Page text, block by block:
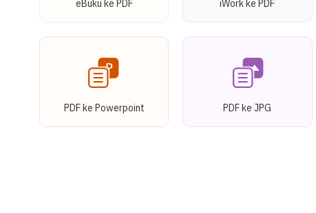
eBuku ke PDF iWork ke PDF
PDF ke Powerpoint PDF ke JPG